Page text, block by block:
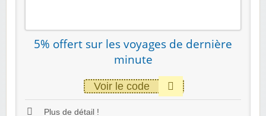
5% offert sur les voyages de dernière
minute
Voir le code
Plus de détail !